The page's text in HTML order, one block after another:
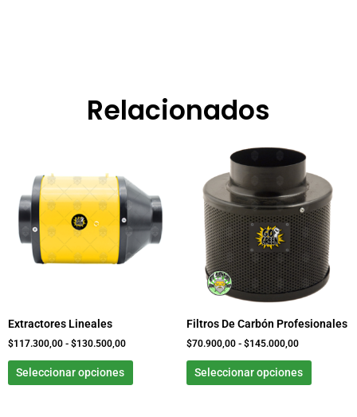
Relacionados
Extractores Lineales
$117.300,00 - $130.500,00
desde
$117.300,00
hasta
$130.500,00
Seleccionar opciones
tiene
múltiples
variantes.
Las
opciones
página
Filtros De Carbón Profesionales
$70.900,00 - $145.000,00
Rango
de
precios:
desde
$70.900,00
hasta
$145.000,00
Seleccionar opciones
tiene
Las
se
pueden
en
página